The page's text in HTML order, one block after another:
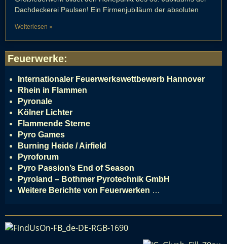
Dachdeckerei Paulsen! Ein Firmenjubiläum der absoluten
Weiterlesen »
Feuerwerke:
Internationaler Feuerwerkswettbewerb Hannover
Rhein in Flammen
Pyronale
Kölner Lichter
Flammende Sterne
Pyro Games
Burning Heide / Airfield
Pyroforum
Pyro Passion’s End of Season
Pyroland – Bothmer Pyrotechnik GmbH
Weitere Berichte von Feuerwerken …